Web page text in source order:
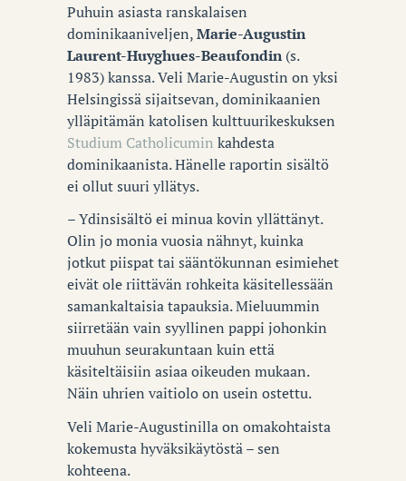
Puhuin asiasta ranskalaisen
dominikaaniveljen,Marie-Augustin
Laurent-Huyghues-Beaufondin(s.
1983) kanssa. Veli Marie-Augustin on yksi
Helsingissä sijaitsevan, dominikaanien
ylläpitämän katolisen kulttuurikeskuksen
Studium Catholicumin kahdesta
dominikaanista. Hänelle raportin sisältö
ei ollut suuri yllätys.
– Ydinsisältö ei minua kovin yllättänyt.
Olin jo monia vuosia nähnyt, kuinka
jotkut piispat tai sääntökunnan esimiehet
eivät ole riittävän rohkeita käsitellessään
samankaltaisia tapauksia. Mieluummin
siirretään vain syyllinen pappi johonkin
muuhun seurakuntaan kuin että
käsiteltäisiin asiaa oikeuden mukaan.
Näin uhrien vaitiolo on usein ostettu.
Veli Marie-Augustinilla on omakohtaista
kokemusta hyväksikäytöstä – sen
kohteena.